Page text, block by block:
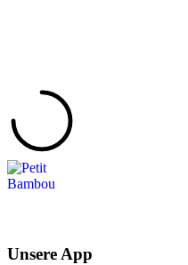
Unsere App